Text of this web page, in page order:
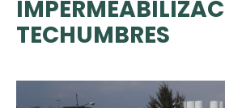
TECHUMBRES